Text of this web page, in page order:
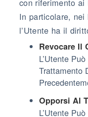
In particolare,
l’Utente ha il
Revocare Il
L’Utente
Trattamento
Opporsi Al
L’Utente